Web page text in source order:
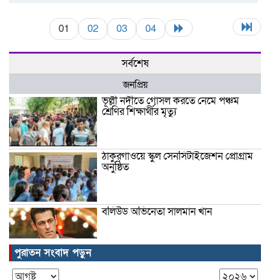
01 02 03 04
সর্বশেষ
জনপ্রিয়
ভূল্লী নদীতে গোসল করতে নেমে পঞ্চম
শ্রেণির শিক্ষার্থীর মৃত্যু
ঠাকুরগাঁওয়ে স্কুল সেনসিটাইজেশন প্রোগ্রাম
অনুষ্ঠিত
বলিউড অভিনেতা সালমান খান
পুরাতন সংবাদ পড়ুন